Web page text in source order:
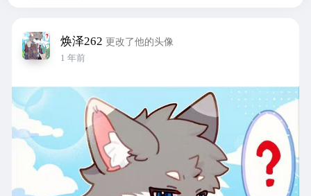
焕泽262 更改了他的头像
1 年前